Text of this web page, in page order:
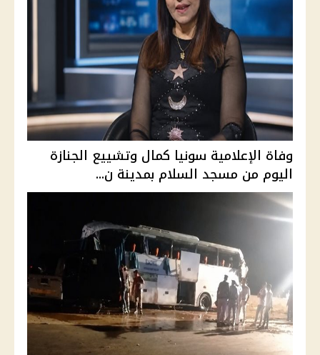
وفاة الإعلامية سونيا كمال وتشييع الجنازة
اليوم من مسجد السلام بمدينة ن...